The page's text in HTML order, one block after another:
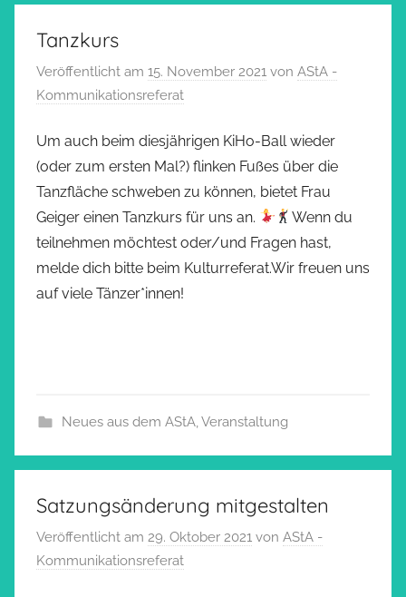
Tanzkurs
Veröffentlicht am 15. November 2021 von AStA -
Kommunikationsreferat
Um auch beim diesjährigen KiHo-Ball wieder
(oder zum ersten Mal?) flinken Fußes über die
Tanzfläche schweben zu können, bietet Frau
Geiger einen Tanzkurs für uns an.
Wenn du
teilnehmen möchtest oder/und Fragen hast,
melde dich bitte beim Kulturreferat.Wir freuen uns
auf viele Tänzer*innen!
Neues aus dem AStA, Veranstaltung
Satzungsänderung mitgestalten
Veröffentlicht am 29. Oktober 2021 von AStA -
Kommunikationsreferat